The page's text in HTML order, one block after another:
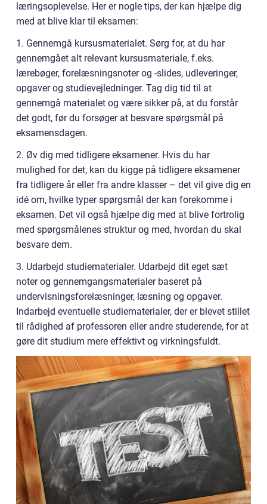
læringsoplevelse. Her er nogle tips, der kan hjælpe dig
med at blive klar til eksamen:
1. Gennemgå kursusmaterialet. Sørg for, at du har
gennemgået alt relevant kursusmateriale, f.eks.
lærebøger, forelæsningsnoter og -slides, udleveringer,
opgaver og studievejledninger. Tag dig tid til at
gennemgå materialet og være sikker på, at du forstår
det godt, før du forsøger at besvare spørgsmål på
eksamensdagen.
2. Øv dig med tidligere eksamener. Hvis du har
mulighed for det, kan du kigge på tidligere eksamener
fra tidligere år eller fra andre klasser – det vil give dig en
idé om, hvilke typer spørgsmål der kan forekomme i
eksamen. Det vil også hjælpe dig med at blive fortrolig
med spørgsmålenes struktur og med, hvordan du skal
besvare dem.
3. Udarbejd studiematerialer. Udarbejd dit eget sæt
noter og gennemgangsmaterialer baseret på
undervisningsforelæsninger, læsning og opgaver.
Indarbejd eventuelle studiematerialer, der er blevet stillet
til rådighed af professoren eller andre studerende, for at
gøre dit studium mere effektivt og virkningsfuldt.